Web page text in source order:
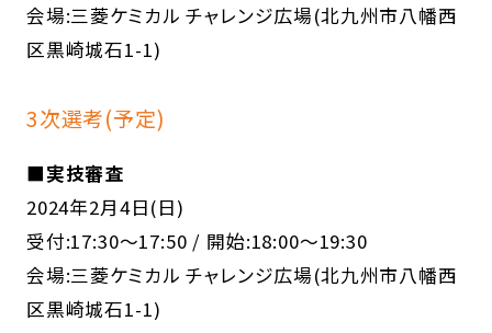
会場:三菱ケミカル チャレンジ広場(北九州市八幡西
区黒崎城石1-1)
3次選考(予定)
■実技審査
2024年2月4日(日)
受付:17:30～17:50 / 開始:18:00～19:30
会場:三菱ケミカル チャレンジ広場(北九州市八幡西
区黒崎城石1-1)